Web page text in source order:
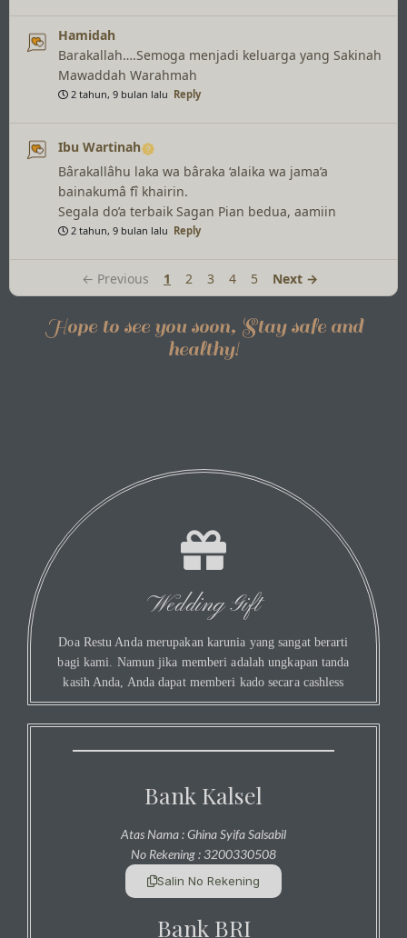
Hamidah
Barakallah….Semoga menjadi keluarga yang Sakinah
Mawaddah Warahmah
2 tahun, 9 bulan lalu Reply
Ibu Wartinah
Bârakallâhu laka wa bâraka ‘alaika wa jama’a
bainakumâ fî khairin.
Segala do’a terbaik Sagan Pian bedua, aamiin
2 tahun, 9 bulan lalu Reply
← Previous 1 2 3 4 5 Next →
Hope to see you soon, Stay safe and
healthy!
Wedding Gift
Doa Restu Anda merupakan karunia yang sangat berarti
bagi kami. Namun jika memberi adalah ungkapan tanda
kasih Anda, Anda dapat memberi kado secara cashless
Bank Kalsel
Atas Nama : Ghina Syifa Salsabil
No Rekening : 3200330508
Salin No Rekening
Bank BRI